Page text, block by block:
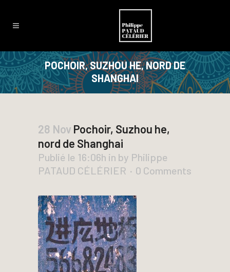
POCHOIR, SUZHOU HE, NORD DE
SHANGHAI
28 Nov Pochoir, Suzhou he,
nord de Shanghai
Publié le 16:06h in by Philippe
PATAUD CÉLÉRIER
0 Comments